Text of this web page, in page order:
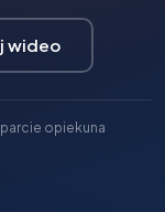
wideo
opiekuna